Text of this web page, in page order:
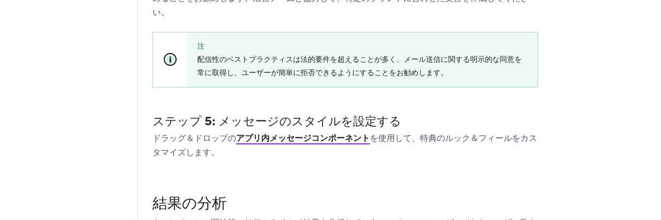
い。
注
配信性のベストプラクティスは法的要件を超えることが多く、メール送信に関する明示的な同意を
常に取得し、ユーザーが簡単に拒否できるようにすることをお勧めします。
ステップ 5: メッセージのスタイルを設定する
ドラッグ＆ドロップのアプリ内メッセージコンポーネント を使用して、特典のルック＆フィールをカス
タマイズします。
結果の分析